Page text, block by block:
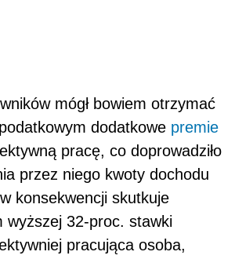
mógł bowiem otrzymać
dodatkowe premie
pracę, co doprowadziło
przez niego kwoty dochodu
konsekwencji skutkuje
wyższej 32-proc. stawki
pracująca osoba,